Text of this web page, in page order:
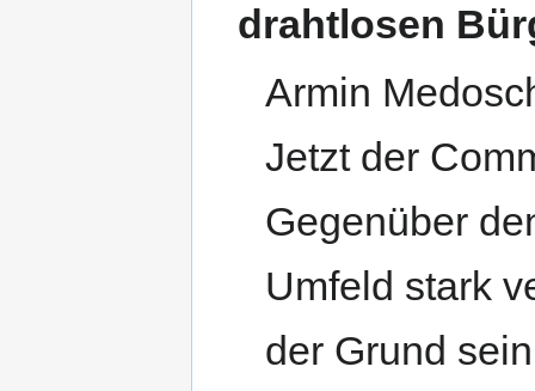
drahtlosen
Armin
Jetzt der
Gegenüber
Umfeld stark
der Grund